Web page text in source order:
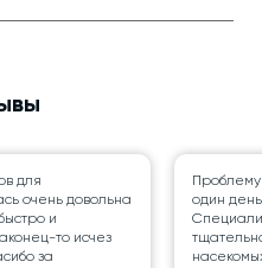
для
очень довольна
и
то исчез
за
один